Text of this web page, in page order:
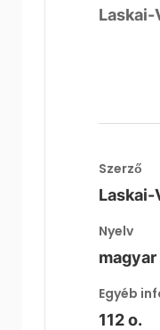
Laskai-
Szerző
Laskai-
Nyelv
magyar
Egyéb
112 o.